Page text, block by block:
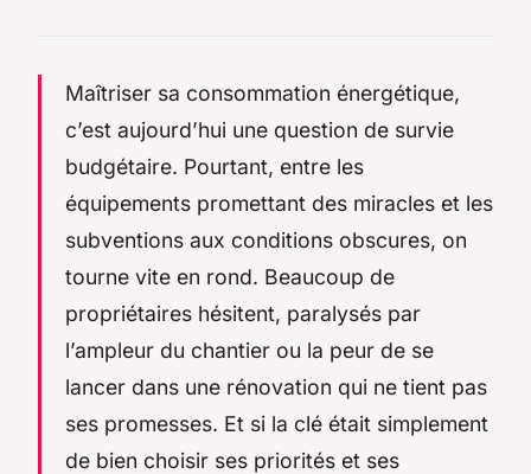
Maîtriser sa consommation énergétique,
c’est aujourd’hui une question de survie
budgétaire. Pourtant, entre les
équipements promettant des miracles et les
subventions aux conditions obscures, on
tourne vite en rond. Beaucoup de
propriétaires hésitent, paralysés par
l’ampleur du chantier ou la peur de se
lancer dans une rénovation qui ne tient pas
ses promesses. Et si la clé était simplement
de bien choisir ses priorités et ses